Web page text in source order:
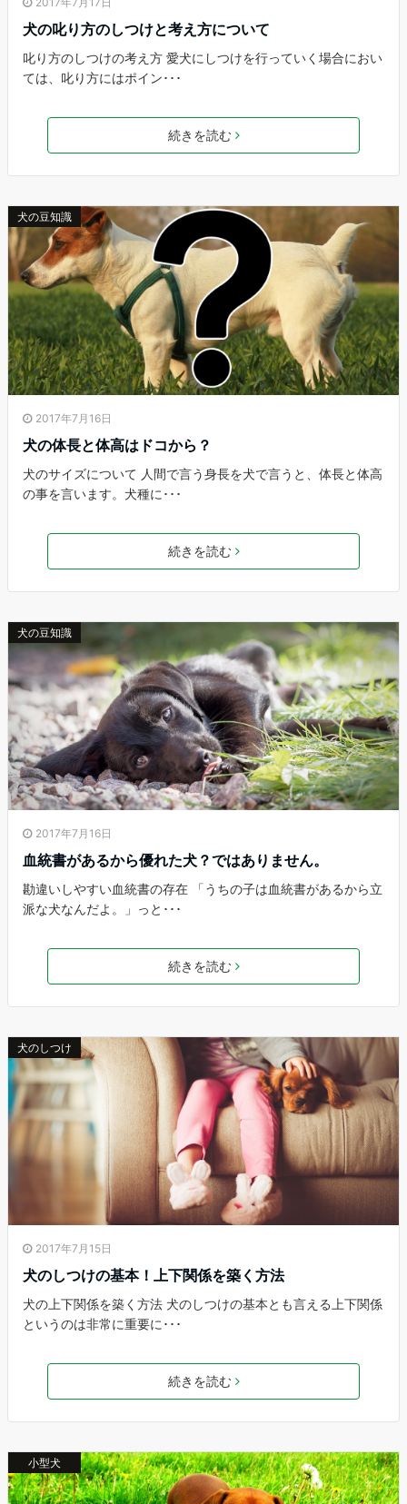
犬の叱り方のしつけと考え方について
叱り方のしつけの考え方 愛犬にしつけを行っていく場合におい
ては、叱り方にはポイン･･･
続きを読む
犬の豆知識
2017年7月16日
犬の体長と体高はドコから？
犬のサイズについて 人間で言う身長を犬で言うと、体長と体高
の事を言います。犬種に･･･
続きを読む
犬の豆知識
2017年7月16日
血統書があるから優れた犬？ではありません。
勘違いしやすい血統書の存在 「うちの子は血統書があるから立
派な犬なんだよ。」っと･･･
続きを読む
犬のしつけ
2017年7月15日
犬のしつけの基本！上下関係を築く方法
犬の上下関係を築く方法 犬のしつけの基本とも言える上下関係
というのは非常に重要に･･･
続きを読む
小型犬